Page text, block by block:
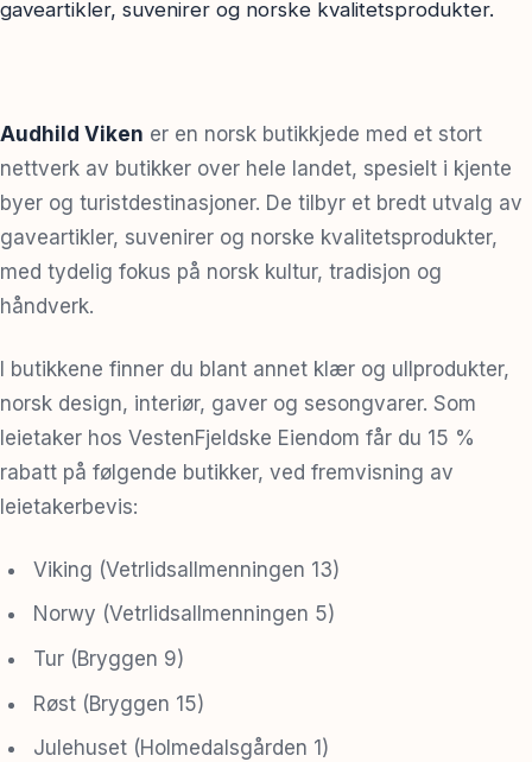
gaveartikler, suvenirer og norske kvalitetsprodukter.
Audhild Viken er en norsk butikkjede med et stort
nettverk av butikker over hele landet, spesielt i kjente
byer og turistdestinasjoner. De tilbyr et bredt utvalg av
gaveartikler, suvenirer og norske kvalitetsprodukter,
med tydelig fokus på norsk kultur, tradisjon og
håndverk.
I butikkene finner du blant annet klær og ullprodukter,
norsk design, interiør, gaver og sesongvarer. Som
leietaker hos VestenFjeldske Eiendom får du 15 %
rabatt på følgende butikker, ved fremvisning av
leietakerbevis:
Viking (Vetrlidsallmenningen 13)
Norwy (Vetrlidsallmenningen 5)
Tur (Bryggen 9)
Røst (Bryggen 15)
Julehuset (Holmedalsgården 1)